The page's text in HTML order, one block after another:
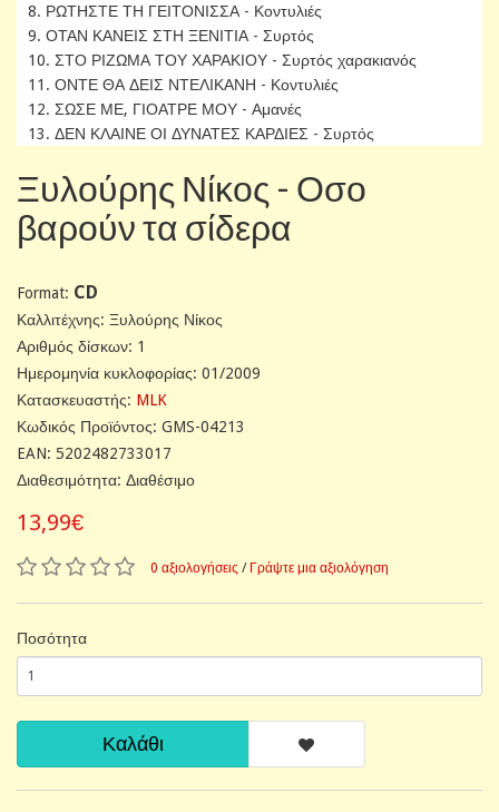
8. ΡΩΤΗΣΤΕ ΤΗ ΓΕΙΤΟΝΙΣΣΑ - Κοντυλιές
9. ΟΤΑΝ ΚΑΝΕΙΣ ΣΤΗ ΞΕΝΙΤΙΑ - Συρτός
10. ΣΤΟ ΡΙΖΩΜΑ ΤΟΥ ΧΑΡΑΚΙΟΥ - Συρτός χαρακιανός
11. ΟΝΤΕ ΘΑ ΔΕΙΣ ΝΤΕΛΙΚΑΝΗ - Κοντυλιές
12. ΣΩΣΕ ΜΕ, ΓΙΟΑΤΡΕ ΜΟΥ - Αμανές
13. ΔΕΝ ΚΛΑΙΝΕ ΟΙ ΔΥΝΑΤΕΣ ΚΑΡΔΙΕΣ - Συρτός
Ξυλούρης Νίκος - Οσο
βαρούν τα σίδερα
Format: CD
Καλλιτέχνης: Ξυλούρης Νίκος
Αριθμός δίσκων: 1
Ημερομηνία κυκλοφορίας: 01/2009
Κατασκευαστής: MLK
Κωδικός Προϊόντος: GMS-04213
EAN: 5202482733017
Διαθεσιμότητα: Διαθέσιμο
13,99€
0 αξιολογήσεις / Γράψτε μια αξιολόγηση
Ποσότητα
Καλάθι